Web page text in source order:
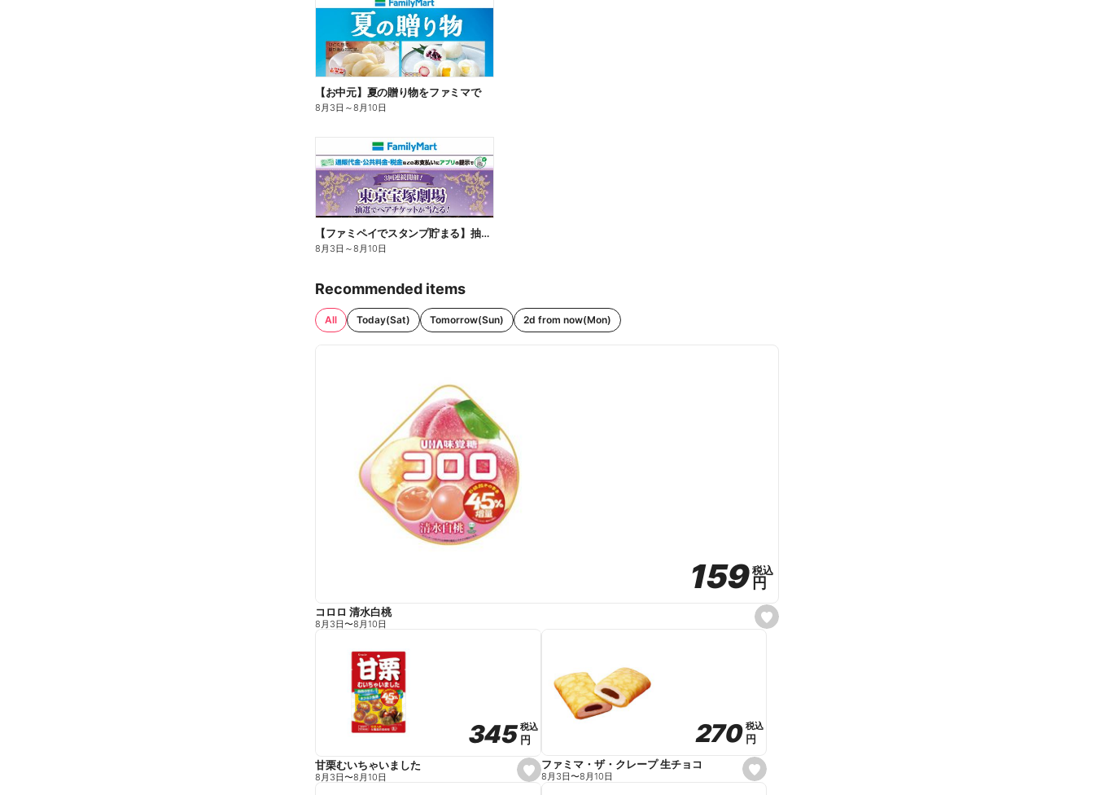
【お中元】夏の贈り物をファミマで
8月3日 ～8月10日
【ファミペイでスタンプ貯まる】抽選でペアチケットが当たる!
8月3日 ～8月10日
Recommended items
All Today(Sat) Tomorrow(Sun) 2d from now(Mon)
s
e
159
159税込
税込
円
円
コロロ 清水白桃
8月3日〜8月10日
s
e
345
345税込
税込
円
円
甘栗むいちゃいました
8月3日〜8月10日
s
e
270
270 税込
税込
円
円
ファミマ・ザ・クレープ 生チョコ
8月3日〜8月10日